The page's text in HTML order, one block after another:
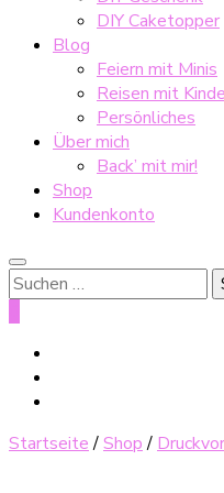
DIY Caketopper
Blog
Feiern mit Minis
Reisen mit
Persönliches
Über mich
Back’ mit mir!
Shop
Kundenkonto
Suche
nach:
Startseite /Shop /